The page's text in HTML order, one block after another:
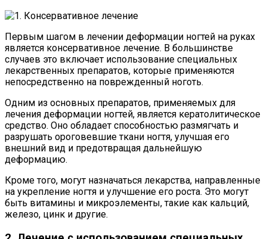
Первым шагом в лечении деформации ногтей на руках
является консервативное лечение. В большинстве
случаев это включает использование специальных
лекарственных препаратов, которые применяются
непосредственно на поврежденный ноготь.
Одним из основных препаратов, применяемых для
лечения деформации ногтей, является кератолитическое
средство. Оно обладает способностью размягчать и
разрушать ороговевшие ткани ногтя, улучшая его
внешний вид и предотвращая дальнейшую
деформацию.
Кроме того, могут назначаться лекарства, направленные
на укрепление ногтя и улучшение его роста. Это могут
быть витамины и микроэлементы, такие как кальций,
железо, цинк и другие.